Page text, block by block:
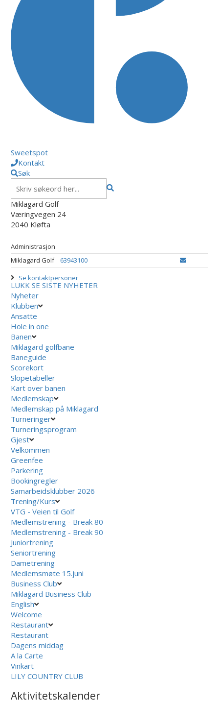
Sweetspot
Kontakt
Søk
Miklagard Golf
Væringvegen 24
2040 Kløfta
Administrasjon
Miklagard Golf
63943100
Se kontaktpersoner
LUKK SE SISTE NYHETER
Nyheter
Klubben
Ansatte
Hole in one
Banen
Miklagard golfbane
Baneguide
Scorekort
Slopetabeller
Kart over banen
Medlemskap
Medlemskap på Miklagard
Turneringer
Turneringsprogram
Gjest
Velkommen
Greenfee
Parkering
Bookingregler
Samarbeidsklubber 2026
Trening/Kurs
VTG - Veien til Golf
Medlemstrening - Break 80
Medlemstrening - Break 90
Juniortrening
Seniortrening
Dametrening
Medlemsmøte 15.juni
Business Club
Miklagard Business Club
English
Welcome
Restaurant
Restaurant
Dagens middag
A la Carte
Vinkart
LILY COUNTRY CLUB
Aktivitetskalender